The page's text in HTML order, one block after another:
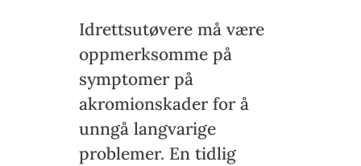
Idrettsutøvere må være
oppmerksomme på
symptomer på
akromionskader for å
unngå langvarige
problemer. En tidlig